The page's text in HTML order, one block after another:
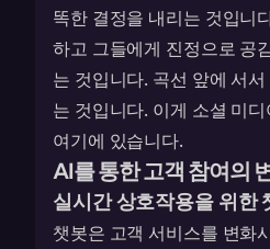
똑한 결정을 내리는 것입니
하고 그들에게 진정으로 공
는 것입니다. 곡선 앞에 서
는 것입니다. 이게 소셜 미
여기에 있습니다.
AI를 통한 고객 참여의
실시간 상호작용을 위한
챗봇은 고객 서비스를 변화